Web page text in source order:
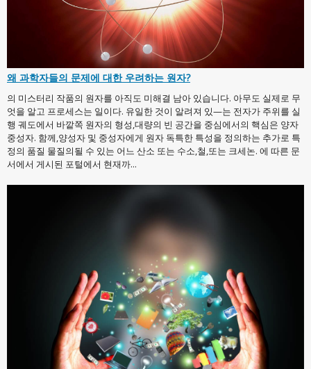
왜 과학자들의 문제에 대한 우려하는 원자?
의 미스터리 작품의 원자를 아직도 미해결 남아 있습니다. 아무도 실제로 무
엇을 알고 프로세스는 일이다. 유일한 것이 알려져 있—는 전자가 주위를 실
행 궤도에서 바깥쪽 원자의 형성,대량의 빈 공간을 중심에서의 핵심은 양자
중성자. 함께,양성자 및 중성자에게 원자 독특한 특성을 정의하는 추가로 특
정의 품질 물질의될 수 있는 어느 산소 또는 수소,철,또는 크세논. 에 따른 문
서에서 게시된 포털에서 현재까...